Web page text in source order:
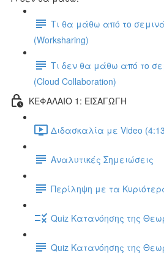
Τι θα μάθω από το
(Worksharing)
Τι δεν θα μάθω από το
(Cloud Collaboration)
ΚΕΦΑΛΑΙΟ 1: ΕΙΣΑΓΩΓΗ
Διδασκαλία με Video
Αναλυτικές Σημειώσεις
Περίληψη με τα
Quiz Κατανόησης της
Quiz Κατανόησης της